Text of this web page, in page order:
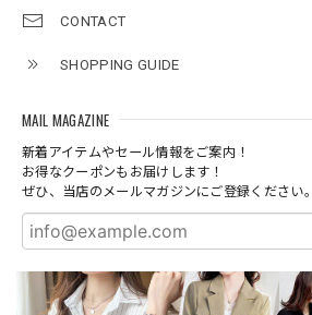
CONTACT
SHOPPING GUIDE
MAIL MAGAZINE
新着アイテムやセール情報をご案内！
お得なクーポンもお届けします！
ぜひ、当店のメールマガジンにご登録ください。